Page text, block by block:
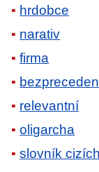
hrdobce
narativ
firma
relevantní
oligarcha
slovník